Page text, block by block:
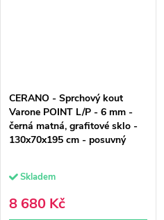
CERANO - Sprchový kout
Varone POINT L/P - 6 mm -
černá matná, grafitové sklo -
130x70x195 cm - posuvný
Skladem
8 680 Kč